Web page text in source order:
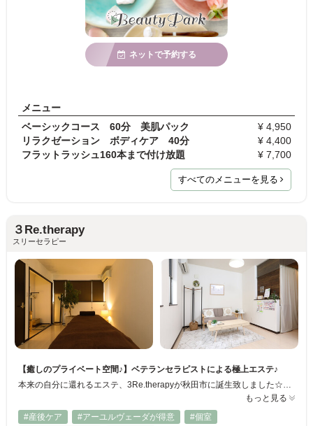
ネットで予約する
メニュー
ベーシックコース 60分 美肌パック
¥ 4,950
リラクゼーション ボディケア 40分
¥ 4,400
フラットラッシュ160本まで付け放題
¥ 7,700
すべてのメニューを見る
３Re.therapy
スリーセラピー
【癒しのプライベート空間♪】ベテランセラピストによる極上エステ♪
本来の自分に還れるエステ、3Re.therapyが秋田市に誕生致しました☆女性専用&完全予約制のエステサロンです！エステ歴の長いセラピストによる確実な技術力とほっと落ち着ける家に帰ってきた様な空間で、体も心も癒されてください♪当サロンは、「自然治癒力」に着目し、外見の美しさだけではなく、体の内面から美しくなる美容を提供しております☆★お客様一人一人に丁寧に心を込めて施術しております♪
もっと見る
#産後ケア
#アーユルヴェーダが得意
#個室